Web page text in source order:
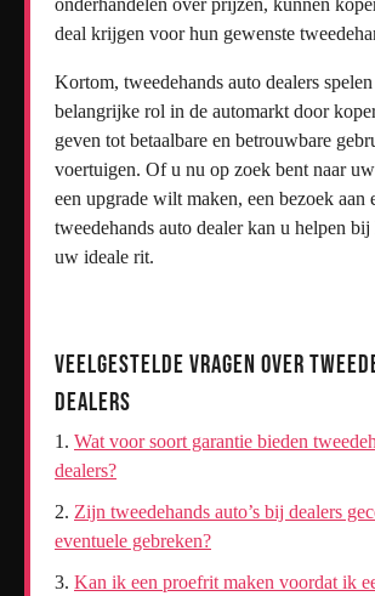
onderhandelen over prijzen, kunnen
deal krijgen voor hun gewenste
Kortom, tweedehands auto dealers spelen
belangrijke rol in de automarkt door
geven tot betaalbare en betrouwbare
voertuigen. Of u nu op zoek bent naar
een upgrade wilt maken, een bezoek aan
tweedehands auto dealer kan u helpen
uw ideale rit.
Veelgestelde Vragen over
Dealers
Wat voor soort garantie bieden
dealers?
Zijn tweedehands auto’s bij dealers
eventuele gebreken?
Kan ik een proefrit maken voordat ik